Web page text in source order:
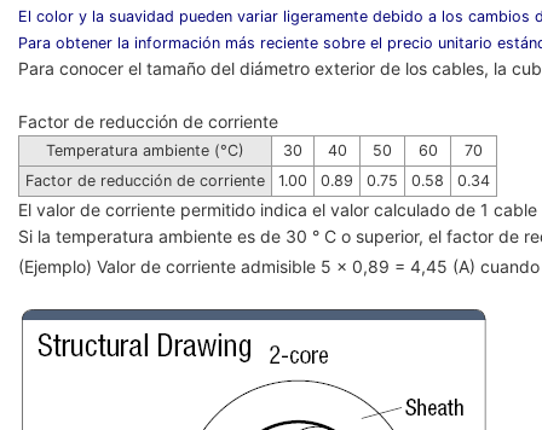
El color y la suavidad pueden variar ligeramente debido a los cambios
Para obtener la información más reciente sobre el precio unitario
Para conocer el tamaño del diámetro exterior de los cables, la
Factor de reducción de corriente
Temperatura ambiente (°C) 30 40 50 60
70
Factor de reducción de corriente
1.00 0.89 0.75 0.58 0.34
El valor de corriente permitido indica el valor calculado de 1
Si la temperatura ambiente es de 30 ° C o superior, el factor de
(Ejemplo) Valor de corriente admisible 5 x 0,89 = 4,45 (A)